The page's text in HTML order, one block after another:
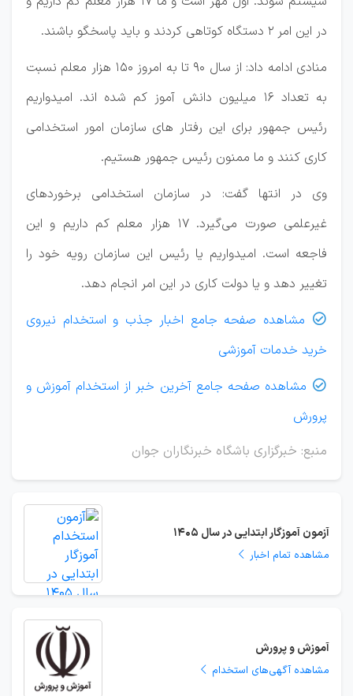
در این امر ۲ دستگاه کوتاهی کردند و باید پاسخگو باشند.
منادی ادامه داد: از سال ۹۰ تا به امروز ۱۵۰ هزار معلم نسبت
به تعداد ۱۶ میلیون دانش آموز کم شده اند. امیدواریم
رئیس جمهور برای این رفتار های سازمان امور استخدامی
کاری کنند و ما ممنون رئیس جمهور هستیم.
وی در انتها گفت: در سازمان استخدامی برخورد‌های
غیرعلمی صورت می‌گیرد. ۱۷ هزار معلم کم داریم و این
فاجعه است. امیدواریم یا رئیس این سازمان رویه خود را
تغییر دهد و یا دولت کاری در این امر انجام دهد.

مشاهده صفحه جامع اخبار جذب و استخدام نیروی
خرید خدمات آموزشی
 مشاهده صفحه جامع آخرین خبر از استخدام آموزش و
پرورش
منبع: خبرگزاری باشگاه خبرنگاران جوان
آزمون آموزگار ابتدایی در سال 1405
مشاهده تمام اخبار
آموزش و پرورش
مشاهده آگهی‌های استخدام